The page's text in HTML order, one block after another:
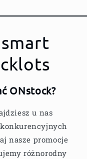
ONstock?
u nas
nasze promocje
różnorodny